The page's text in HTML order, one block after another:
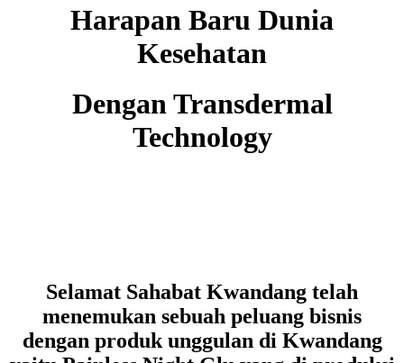
Harapan Baru Dunia
Kesehatan
Dengan Transdermal
Technology
Selamat Sahabat Kwandang telah
menemukan sebuah peluang bisnis
dengan produk unggulan di Kwandang